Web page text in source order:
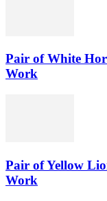
Pair of White
Work
Pair of Yellow
Work